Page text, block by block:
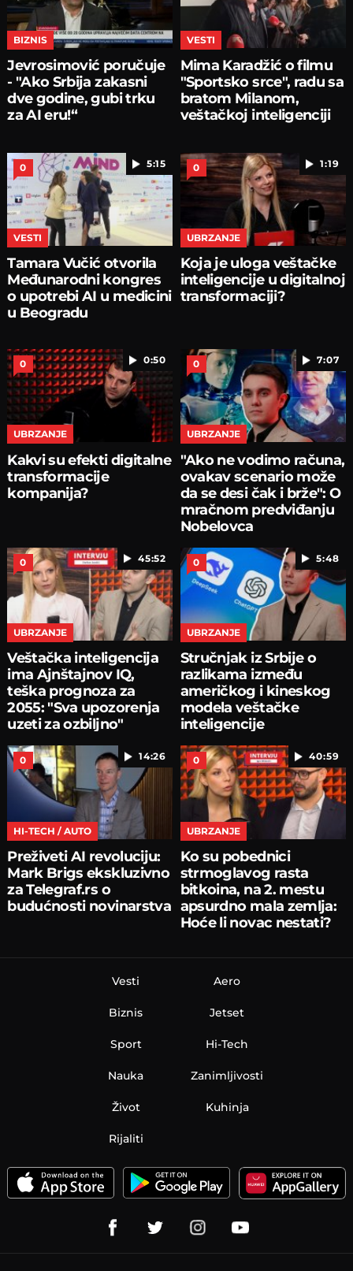
BIZNIS
Jevrosimović poručuje
- "Ako Srbija zakasni
dve godine, gubi trku
za AI eru!“
VESTI
Mima Karadžić o filmu
"Sportsko srce", radu sa
bratom Milanom,
veštačkoj inteligenciji
5:15
0
VESTI
Tamara Vučić otvorila
Međunarodni kongres
o upotrebi AI u medicini
u Beogradu
1:19
0
UBRZANJE
Koja je uloga veštačke
inteligencije u digitalnoj
transformaciji?
0:50
0
UBRZANJE
Kakvi su efekti digitalne
transformacije
kompanija?
7:07
0
UBRZANJE
"Ako ne vodimo računa,
ovakav scenario može
da se desi čak i brže": O
mračnom predviđanju
Nobelovca
45:52
0
UBRZANJE
Veštačka inteligencija
ima Ajnštajnov IQ,
teška prognoza za
2055: "Sva upozorenja
uzeti za ozbiljno"
5:48
0
UBRZANJE
Stručnjak iz Srbije o
razlikama između
američkog i kineskog
modela veštačke
inteligencije
14:26
0
HI-TECH / AUTO
Preživeti AI revoluciju:
Mark Brigs ekskluzivno
za Telegraf.rs o
budućnosti novinarstva
40:59
0
UBRZANJE
Ko su pobednici
strmoglavog rasta
bitkoina, na 2. mestu
apsurdno mala zemlja:
Hoće li novac nestati?
Vesti
Biznis
Sport
Nauka
Aero
Jetset
Hi-Tech
Zanimljivosti
Život Kuhinja
Rijaliti